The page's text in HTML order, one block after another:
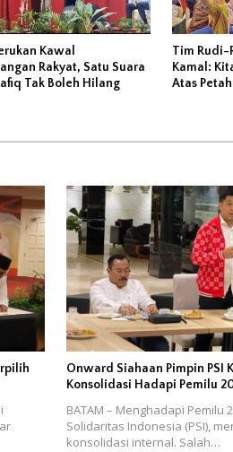
Kawal
Rakyat, Satu Suara
Tak Boleh Hilang
Tim Rudi-
Kamal:
Atas
Onward Siahaan Pimpin PSI
Konsolidasi Hadapi Pemilu
BATAM – Menghadapi Pemilu
Solidaritas Indonesia (PSI),
konsolidasi internal. Salah…